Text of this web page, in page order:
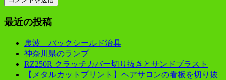
最近の投稿
裏波 バックシールド治具
神奈川県のランプ
RZ250R クラッチカバー切り抜きとサンドブラスト
【メタルカットプリント】ヘアサロンの看板を切り抜